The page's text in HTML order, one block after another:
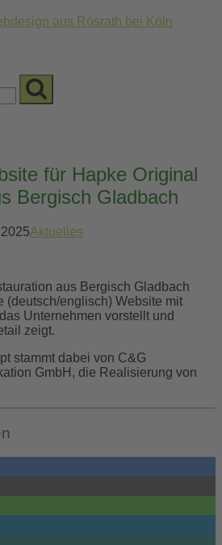
für Hapke Original
Bergisch Gladbach
Aktuelles
aus Bergisch Gladbach
(deutsch/englisch) Website mit
Unternehmen vorstellt und
zeigt.
stammt dabei von C&G
GmbH, die Realisierung von